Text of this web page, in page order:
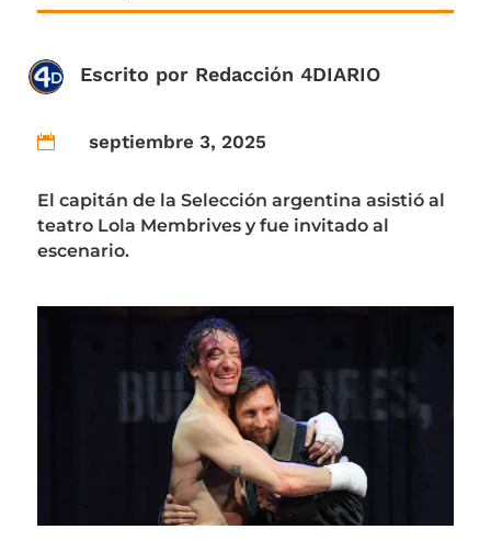
Escrito por Redacción 4DIARIO
 septiembre 3, 2025
El capitán de la Selección argentina asistió al
teatro Lola Membrives y fue invitado al
escenario.